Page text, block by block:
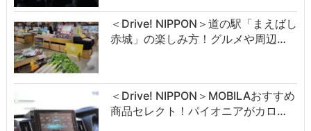
＜Drive! NIPPON＞道の駅「まえばし
赤城」の楽しみ方！グルメや周辺…
＜Drive! NIPPON＞MOBILAおすすめ
商品セレクト！パイオニアがカロ…